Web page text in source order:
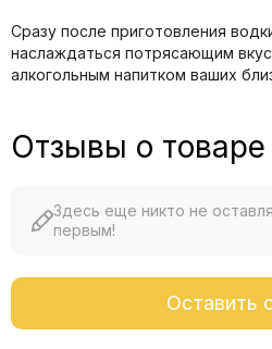
Сразу после приготовления
наслаждаться потрясающим
алкогольным напитком ваших
Отзывы о товаре
Здесь еще никто не
первым!
Оставить